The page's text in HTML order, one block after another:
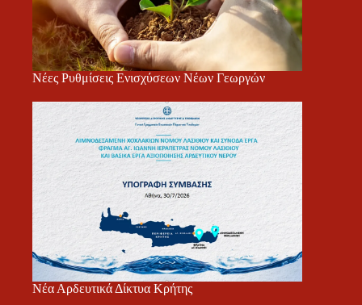
Νέες Ρυθμίσεις Ενισχύσεων Νέων Γεωργών
Νέα Αρδευτικά Δίκτυα Κρήτης